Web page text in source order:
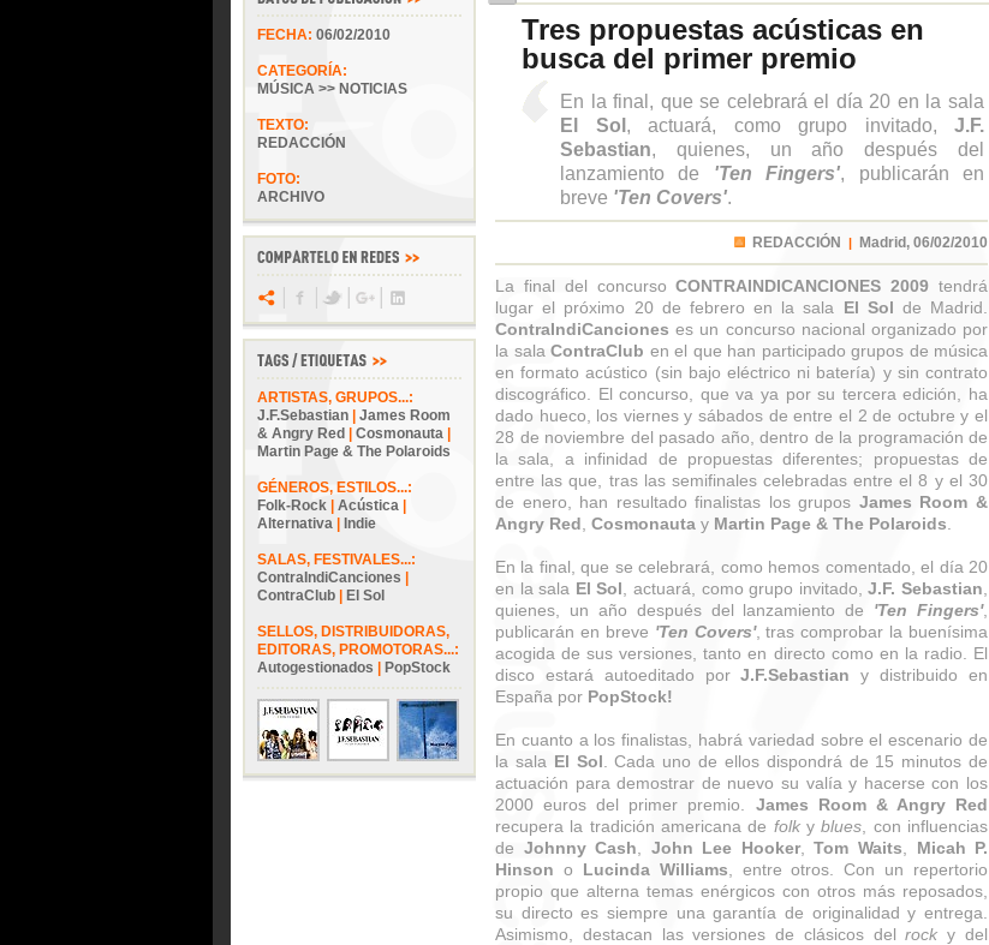
FECHA: 06/02/2010
CATEGORÍA:
MÚSICA >> NOTICIAS
TEXTO:
REDACCIÓN
FOTO:
ARCHIVO
ARTISTAS, GRUPOS...:
J.F.Sebastian
James Room
& Angry Red
Cosmonauta
Martin Page & The Polaroids
GÉNEROS, ESTILOS...:
Folk-Rock
Acústica
Alternativa
Indie
SALAS, FESTIVALES...:
ContraIndiCanciones
ContraClub
El Sol
SELLOS, DISTRIBUIDORAS,
EDITORAS, PROMOTORAS...:
Autogestionados
PopStock
Tres propuestas acústicas en
busca del primer premio
En la final, que se celebrará el día 20 en la sala
El Sol , actuará, como grupo invitado, J.F.
Sebastian, quienes, un año después del
lanzamiento de 'Ten Fingers', publicarán en
breve 'Ten Covers'.
REDACCIÓN | Madrid, 06/02/2010
La final del concursoCONTRAINDICANCIONES 2009 tendrá
lugar el próximo 20 de febrero en la sala El Sol de Madrid.
ContraIndiCanciones es un concurso nacional organizado por
la sala ContraClub en el que han participado grupos de música
en formato acústico (sin bajo eléctrico ni batería) y sin contrato
discográfico. El concurso, que va ya por su tercera edición, ha
dado hueco, los viernes y sábados de entre el 2 de octubre y el
28 de noviembre del pasado año, dentro de la programación de
la sala, a infinidad de propuestas diferentes; propuestas de
entre las que, tras las semifinales celebradas entre el 8 y el 30
de enero, han resultado finalistas los grupos James Room &
Angry Red Cosmonauta y Martin Page & The Polaroids
En la final, que se celebrará, como hemos comentado, el día 20
en la sala El Sol , actuará, como grupo invitado,J.F. Sebastian
quienes, un año después del lanzamiento de 'Ten Fingers',
publicarán en breve 'Ten Covers', tras comprobar la buenísima
acogida de sus versiones, tanto en directo como en la radio. El
disco estará autoeditado porJ.F.Sebastian y distribuido en
España por PopStock!
En cuanto a los finalistas, habrá variedad sobre el escenario de
la sala El Sol . Cada uno de ellos dispondrá de 15 minutos de
actuación para demostrar de nuevo su valía y hacerse con los
2000 euros del primer premio. James Room & Angry Red
recupera la tradición americana de folkyblues , con influencias
de Johnny Cash John Lee Hooker,Tom Waits
Micah P.
Hinson o Lucinda Williams , entre otros. Con un repertorio
propio que alterna temas enérgicos con otros más reposados,
su directo es siempre una garantía de originalidad y entrega.
Asimismo, destacan las versiones de clásicos delrock y del